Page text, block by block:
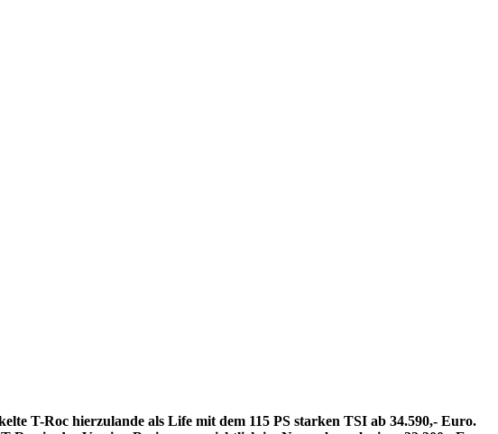
T-Roc hierzulande als Life mit dem 115 PS starken TSI ab 34.590,- Euro.